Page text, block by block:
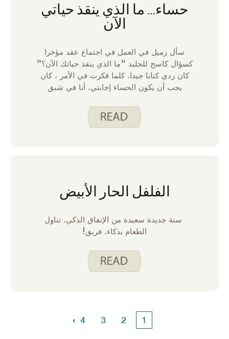
حساء… ما الذي ينقذ حياتي
الآن
سأل زميل في العمل في اجتماع عقد مؤخرا
كسؤال كاسح للجليد “ما الذي ينقذ حياتك الآن؟”
كان ردي كتابا جيدا. كلما فكرت في الأمر ، كان
يجب أن يكون الحساء إجابتي. أنا في شبق
إلى التفكير في ما أطبخ عائلتي لتناول العشاء
تجعل رأسي يؤلمني. حساء للإنقاذ! عائلتي تحب
الفلفل الحار الأبيض
سنة جديدة سعيدة من الإنفاق الذكي. تناول
الطعام بذكاء. فريق!
1
2
3
4
›